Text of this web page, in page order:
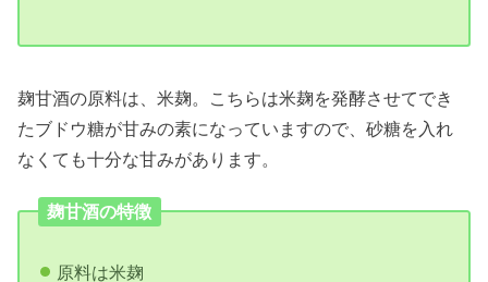
麹甘酒の原料は、米麹。こちらは米麹を発酵させてでき
たブドウ糖が甘みの素になっていますので、砂糖を入れ
なくても十分な甘みがあります。
麹甘酒の特徴
原料は米麹